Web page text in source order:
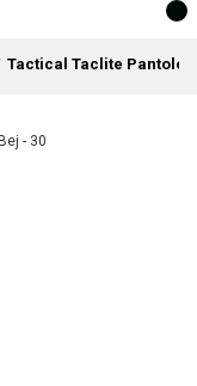
Tactical Taclite Pantolon